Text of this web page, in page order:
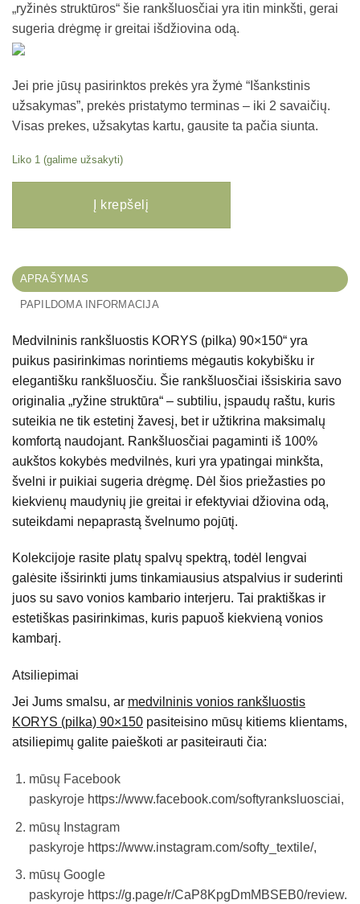
„ryžinės struktūros“ šie rankšluosčiai yra itin minkšti, gerai
sugeria drėgmę ir greitai išdžiovina odą.
Jei prie jūsų pasirinktos prekės yra žymė “Išankstinis
užsakymas”, prekės pristatymo terminas – iki 2 savaičių.
Visas prekes, užsakytas kartu, gausite ta pačia siunta.
Liko 1 (galime užsakyti)
Į krepšelį
APRAŠYMAS
PAPILDOMA INFORMACIJA
Medvilninis rankšluostis KORYS (pilka) 90×150“ yra
puikus pasirinkimas norintiems mėgautis kokybišku ir
elegantišku rankšluosčiu. Šie rankšluosčiai išsiskiria savo
originalia „ryžine struktūra“ – subtiliu, įspaudų raštu, kuris
suteikia ne tik estetinį žavesį, bet ir užtikrina maksimalų
komfortą naudojant. Rankšluosčiai pagaminti iš 100%
aukštos kokybės medvilnės, kuri yra ypatingai minkšta,
švelni ir puikiai sugeria drėgmę. Dėl šios priežasties po
kiekvienų maudynių jie greitai ir efektyviai džiovina odą,
suteikdami nepaprastą švelnumo pojūtį.
Kolekcijoje rasite platų spalvų spektrą, todėl lengvai
galėsite išsirinkti jums tinkamiausius atspalvius ir suderinti
juos su savo vonios kambario interjeru. Tai praktiškas ir
estetiškas pasirinkimas, kuris papuoš kiekvieną vonios
kambarį.
Atsiliepimai
Jei Jums smalsu, ar medvilninis vonios rankšluostis
KORYS (pilka) 90×150 pasiteisino mūsų kitiems klientams,
atsiliepimų galite paieškoti ar pasiteirauti čia:
mūsų Facebook
paskyroje https://www.facebook.com/softyranksluosciai,
mūsų Instagram
paskyroje https://www.instagram.com/softy_textile/,
mūsų Google
paskyroje https://g.page/r/CaP8KpgDmMBSEB0/review.